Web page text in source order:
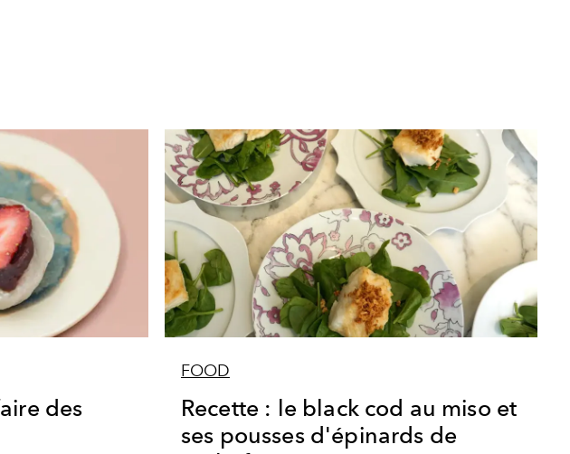
des
FOOD
Recette : le black cod au miso et
ses pousses d'épinards de